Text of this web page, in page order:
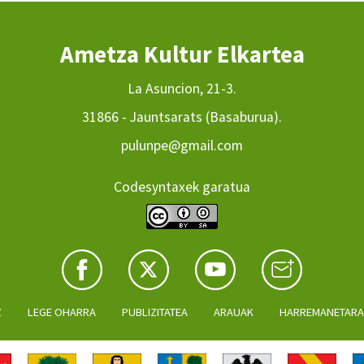
Ametza Kultur Elkartea
La Asuncion, 21-3.
31866 - Jauntsarats (Basaburua).
pulunpe@gmail.com
Codesyntaxek garatua
LEGE OHARRA PUBLIZITATEA ARAUAK